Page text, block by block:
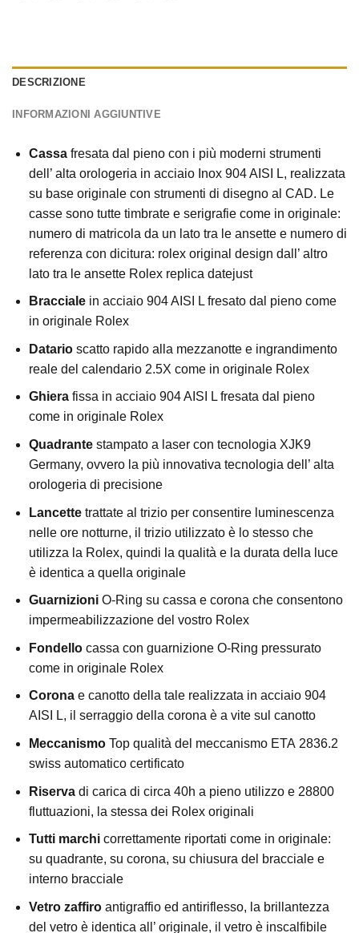
DESCRIZIONE
INFORMAZIONI AGGIUNTIVE
Cassa fresata dal pieno con i più moderni strumenti
dell’ alta orologeria in acciaio Inox 904 AISI L, realizzata
su base originale con strumenti di disegno al CAD. Le
casse sono tutte timbrate e serigrafie come in originale:
numero di matricola da un lato tra le ansette e numero di
referenza con dicitura: rolex original design dall’ altro
lato tra le ansette Rolex replica datejust
Braccialein acciaio 904 AISI L fresato dal pieno come
in originale Rolex
Datario scatto rapido alla mezzanotte e ingrandimento
reale del calendario 2.5X come in originale Rolex
Ghierafissa in acciaio 904 AISI L fresata dal pieno
come in originale Rolex
Quadrantestampato a laser con tecnologia XJK9
Germany, ovvero la più innovativa tecnologia dell’ alta
orologeria di precisione
Lancettetrattate al trizio per consentire luminescenza
nelle ore notturne, il trizio utilizzato è lo stesso che
utilizza la Rolex, quindi la qualità e la durata della luce
è identica a quella originale
GuarnizioniO-Ring su cassa e corona che consentono
impermeabilizzazione del vostro Rolex
Fondellocassa con guarnizione O-Ring pressurato
come in originale Rolex
Coronae canotto della tale realizzata in acciaio 904
AISI L, il serraggio della corona è a vite sul canotto
MeccanismoTop qualità del meccanismo ETA 2836.2
swiss automatico certificato
Riservadi carica di circa 40h a pieno utilizzo e 28800
fluttuazioni, la stessa dei Rolex originali
Tutti marchi correttamente riportati come in originale:
su quadrante, su corona, su chiusura del bracciale e
interno bracciale
Vetro zaffiroantigraffio ed antiriflesso, la brillantezza
del vetro è identica all’ originale, il vetro è inscalfibile